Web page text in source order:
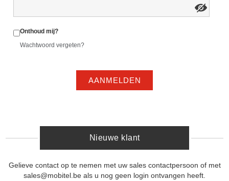
Onthoud mij?
Wachtwoord vergeten?
AANMELDEN
Nieuwe klant
Gelieve contact op te nemen met uw sales contactpersoon of met
sales@mobitel.be als u nog geen login ontvangen heeft.